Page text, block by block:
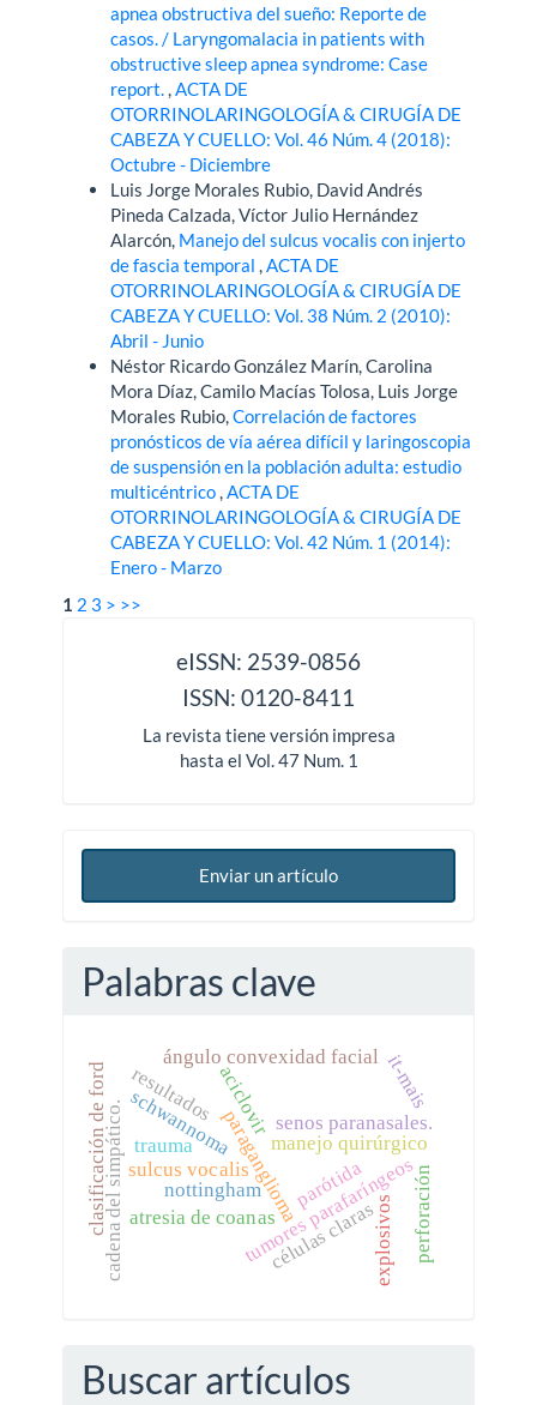
apnea obstructiva del sueño: Reporte de
casos. / Laryngomalacia in patients with
obstructive sleep apnea syndrome: Case
report.,ACTA DE
OTORRINOLARINGOLOGÍA & CIRUGÍA DE
CABEZA Y CUELLO: Vol. 46 Núm. 4 (2018):
Octubre - Diciembre
Luis Jorge Morales Rubio, David Andrés
Pineda Calzada, Víctor Julio Hernández
Alarcón, Manejo del sulcus vocalis con injerto
de fascia temporal,ACTA DE
OTORRINOLARINGOLOGÍA & CIRUGÍA DE
CABEZA Y CUELLO: Vol. 38 Núm. 2 (2010):
Abril - Junio
Néstor Ricardo González Marín, Carolina
Mora Díaz, Camilo Macías Tolosa, Luis Jorge
Morales Rubio,Correlación de factores
pronósticos de vía aérea difícil y laringoscopia
de suspensión en la población adulta: estudio
multicéntrico,ACTA DE
OTORRINOLARINGOLOGÍA & CIRUGÍA DE
CABEZA Y CUELLO: Vol. 42 Núm. 1 (2014):
Enero - Marzo
1 2 3 > >>
eISSN: 2539-0856
ISSN: 0120-8411
La revista tiene versión impresa
hasta el Vol. 47 Num. 1
Enviar un artículo
Palabras clave
schwannomaparaganglioma
tumores parafaríngeos
cadena del simpático. atresia de coanas
manejo quirúrgico
senos paranasales.
perforación
trauma
explosivos
sulcus vocalis
clasificación de ford aciclovir
células claras
parótida
ángulo convexidad facial it-mais
nottingham
resultados
Buscar artículos